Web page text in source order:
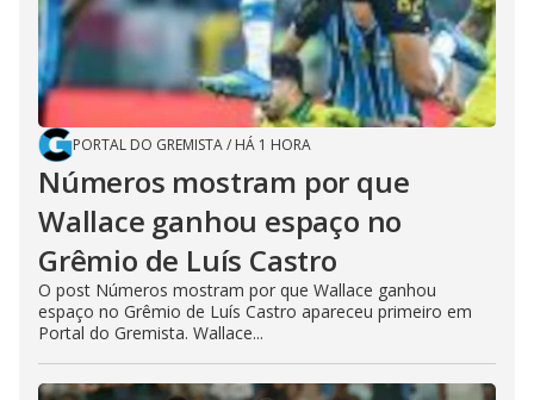
PORTAL DO GREMISTA/ HÁ 1 HORA
Números mostram por que
Wallace ganhou espaço no
Grêmio de Luís Castro
O post Números mostram por que Wallace ganhou
espaço no Grêmio de Luís Castro apareceu primeiro em
Portal do Gremista. Wallace...